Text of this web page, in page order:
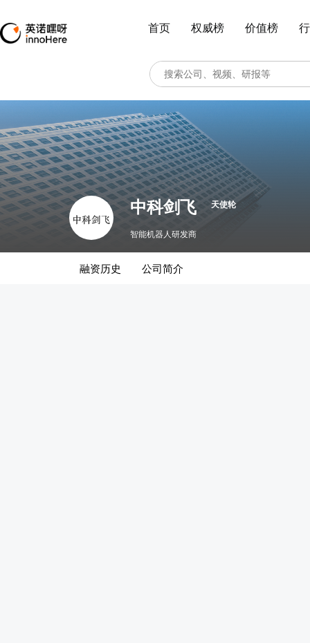
首页 权威榜 价值榜
中科剑飞 天使轮
智能机器人研发商
融资历史 公司简介